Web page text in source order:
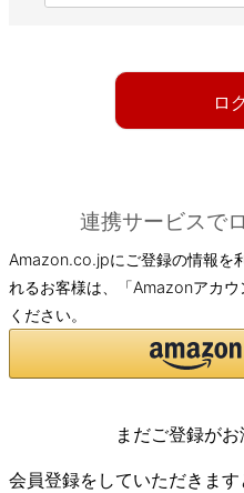
必
ロ
連携サービスで
Amazon.co.jpにご登録の情報を
れるお客様は、「Amazonアカ
ください。
まだご登録が
会員登録をしていただきま